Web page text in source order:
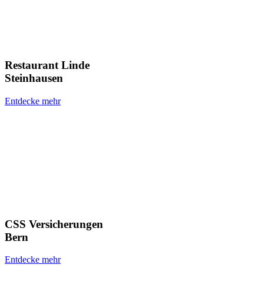
Restaurant Linde
Steinhausen
Entdecke mehr
CSS Versicherungen
Bern
Entdecke mehr